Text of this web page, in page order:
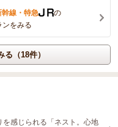
幹線・特急
の
ンをみる
（18件）
を感じられる「ネスト。心地